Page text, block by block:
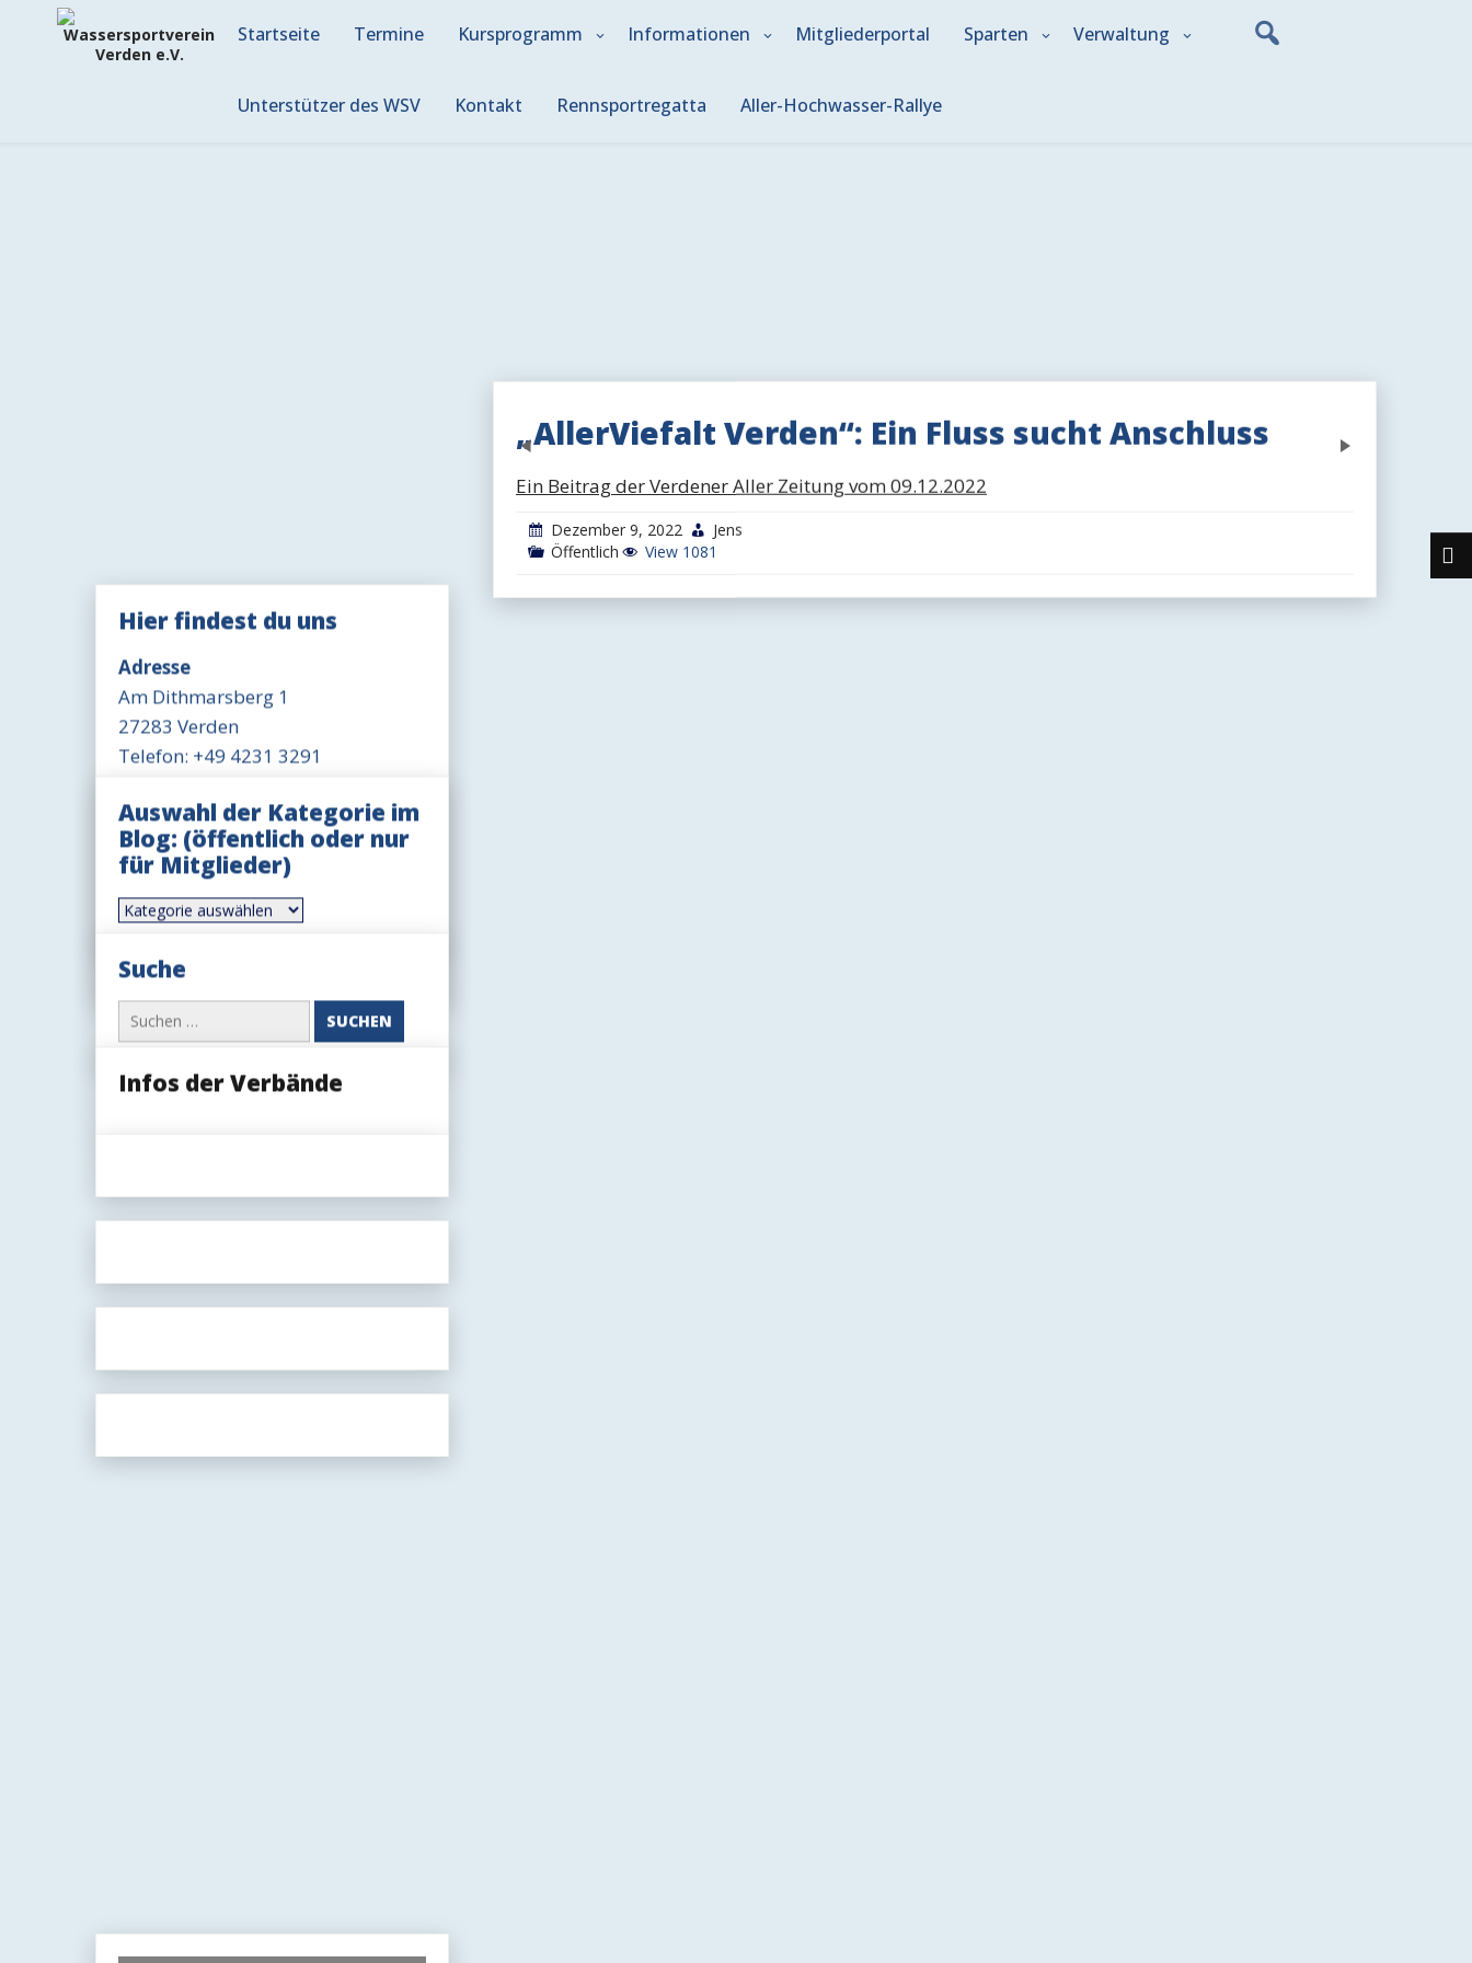
Startseite Termine Kursprogramm Informationen Mitgliederportal Sparten Verwaltung
Unterstützer des WSV Kontakt Rennsportregatta Aller-Hochwasser-Rallye
„AllerViefalt Verden“: Ein Fluss sucht Anschluss
Ein Beitrag der Verdener Aller Zeitung vom 09.12.2022
Dezember 9, 2022
Jens
Öffentlich
View 1081
Previous
Hier findest du uns
Adresse
Am Dithmarsberg 1
27283 Verden
Telefon: +49 4231 3291
Öffnungszeit Büro
Mittwoch 18-19 Uhr
Öffnungszeit Gaststätte
Dienstag-Freitag 17-20 Uhr
Sonntag 11-14 Uhr, ggfls. auch
länger
Auswahl der Kategorie im
Blog: (öffentlich oder nur
für Mitglieder)
Auswahl
der
im
Blog:
nur
für
Suche
Suchen
nach:
Infos der Verbände